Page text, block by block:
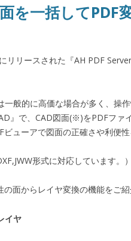
を一括してPDF
リリースされた『AH PDF
一般的に高価な場合が多く、操
』で、CAD図面(※)をPDFファ
ビューアで図面の正確さや利便
形式に対応しています。）
の面からレイヤ変換の機能をご紹
イヤ